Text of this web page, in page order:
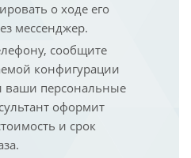
о ходе его
мессенджер.
сообщите
конфигурации
ваши персональные
оформит
и срок